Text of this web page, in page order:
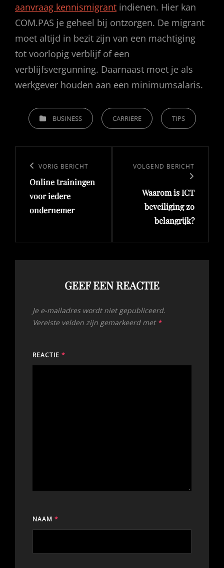
aanvraag kennismigrant indienen. Hier kan
COM.PAS je geheel bij ontzorgen. De migrant
moet altijd in bezit zijn van een machtiging
tot voorlopig verblijf of een
verblijfsvergunning. Daarnaast moet je als
werkgever houden aan een minimumsalaris.
CATEGORIEËNBUSINESS CARRIERE TIPS
navigatie
Vorig
bericht
VORIG BERICHT
Online trainingen
voor iedere
ondernemer
Volgend
VOLGEND BERICHT
Waarom is ICT
beveiliging zo
belangrijk?
GEEF EEN REACTIE
Je e-mailadres wordt niet gepubliceerd.
Vereiste velden zijn gemarkeerd met *
REACTIE *
NAAM *